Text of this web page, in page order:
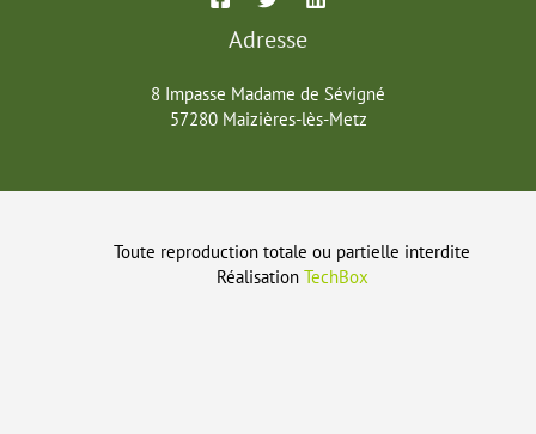
Adresse
8 Impasse Madame de Sévigné
57280 Maizières-lès-Metz
Toute reproduction totale ou partielle interdite
Réalisation TechBox